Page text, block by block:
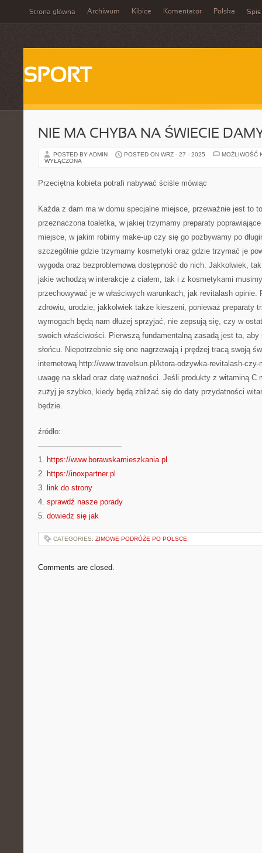
Strona główna Archiwum Kibice Komentator Polska Spis
SPORT
NIE MA CHYBA NA ŚWIECIE
POSTED BY ADMIN POSTED ON WRZ - 27 - 2025
MOŻLIWOŚĆ
WYŁĄCZONA
Przeciętna kobieta potrafi nabywać ściśle mówiąc
Każda z dam ma w domu specjalne miejsce, przeważnie jest to
przeznaczona toaletka, w jakiej trzymamy preparaty
miejsce, w jakim robimy make-up czy się go pozbywamy po
szczególnie gdzie trzymamy kosmetyki oraz gdzie trzymać je
wygoda oraz bezproblemowa dostępność do nich. Jakkolwiek,
jakie wchodzą w interakcje z ciałem, tak i z kosmetykami
przechowywać je w właściwych warunkach, jak revitalash opinie.
zdrowiu, urodzie, jakkolwiek także kieszeni, ponieważ preparaty
wymogach będą nam dłużej sprzyjać, nie zepsują się, czy w
swoich właściwości. Pierwszą fundamentalną zasadą jest ta,
słońcu. Niepotrzebnie się one nagrzewają i prędzej tracą swoją
internetową http://www.travelsun.pl/ktora-odzywka-revitalash-
uwagę na skład oraz datę ważności. Jeśli produkty z witaminą C
zużyj je szybko, kiedy będą zbliżać się do daty przydatności
będzie.
źródło:
———————————
1. https://www.borawskamieszkania.pl
2. https://inoxpartner.pl
3. link do strony
4. sprawdź nasze porady
5. dowiedz się jak
CATEGORIES: ZIMOWE PODRÓŻE PO POLSCE
Comments are closed.